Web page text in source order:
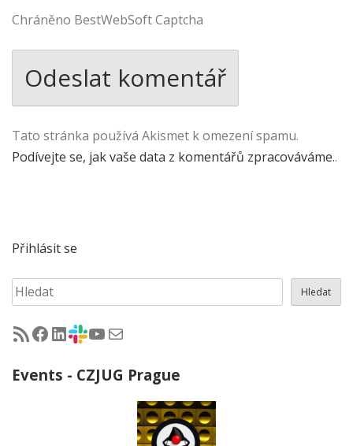
Chráněno BestWebSoft Captcha
Tato stránka používá Akismet k omezení spamu.
Podívejte se, jak vaše data z komentářů zpracováváme..
Přihlásit se
Hledat Hledat
RSS - články na jug.cz
Facebook skupina Czech Java User Group
LinkedIn skupina Czech Java User Group
CZJUG Slack fórum
CZJUG YouTube kanálCZJUG email
Events - CZJUG Prague